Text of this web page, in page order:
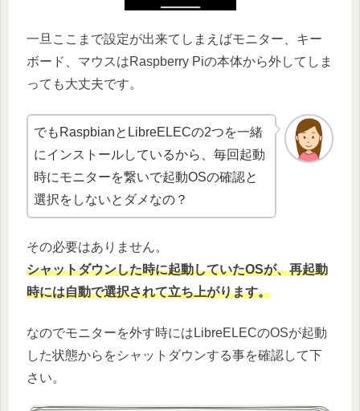
一旦ここまで設定が出来てしまえばモニター、キー
ボード、マウスはRaspberry Piの本体から外してしま
っても大丈夫です。
でもRaspbianとLibreELECの2つを一緒
にインストールしているから、毎回起動
時にモニターを繋いで起動OSの確認と
選択をしないとダメなの？
その必要はありません。
シャットダウンした時に起動していたOSが、再起動
時には自動で選択されて立ち上がります。
なのでモニターを外す時にはLibreELECのOSが起動
した状態からをシャットダウンする事を確認して下
さい。